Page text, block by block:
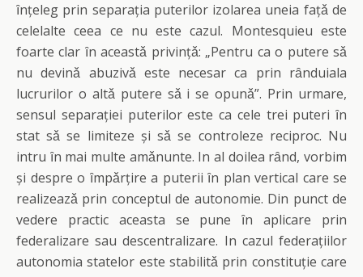
ȋnțeleg prin separația puterilor izolarea uneia fațǎ de
celelalte ceea ce nu este cazul. Montesquieu este
foarte clar ȋn aceastǎ privințǎ: „Pentru ca o putere sǎ
nu devinǎ abuzivǎ este necesar ca prin rȃnduiala
lucrurilor o altǎ putere sǎ i se opunǎ”. Prin urmare,
sensul separației puterilor este ca cele trei puteri ȋn
stat sǎ se limiteze și sǎ se controleze reciproc. Nu
intru ȋn mai multe amǎnunte. In al doilea rȃnd, vorbim
și despre o ȋmpǎrțire a puterii ȋn plan vertical care se
realizeazǎ prin conceptul de autonomie. Din punct de
vedere practic aceasta se pune ȋn aplicare prin
federalizare sau descentralizare. In cazul federațiilor
autonomia statelor este stabilitǎ prin constituție care